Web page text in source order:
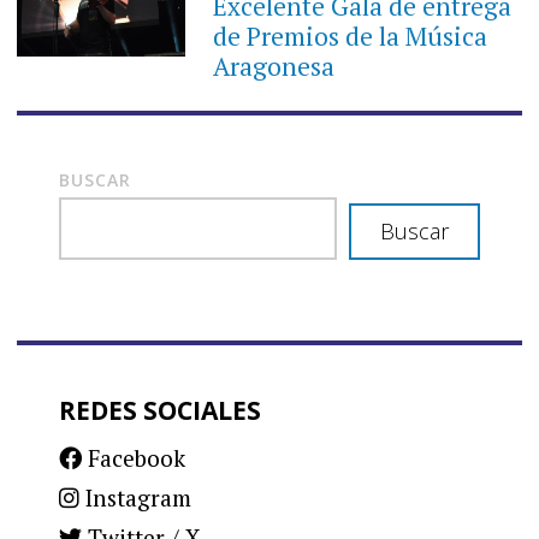
de Premios de la Música
Aragonesa
BUSCAR
Buscar
REDES SOCIALES
Facebook
Instagram